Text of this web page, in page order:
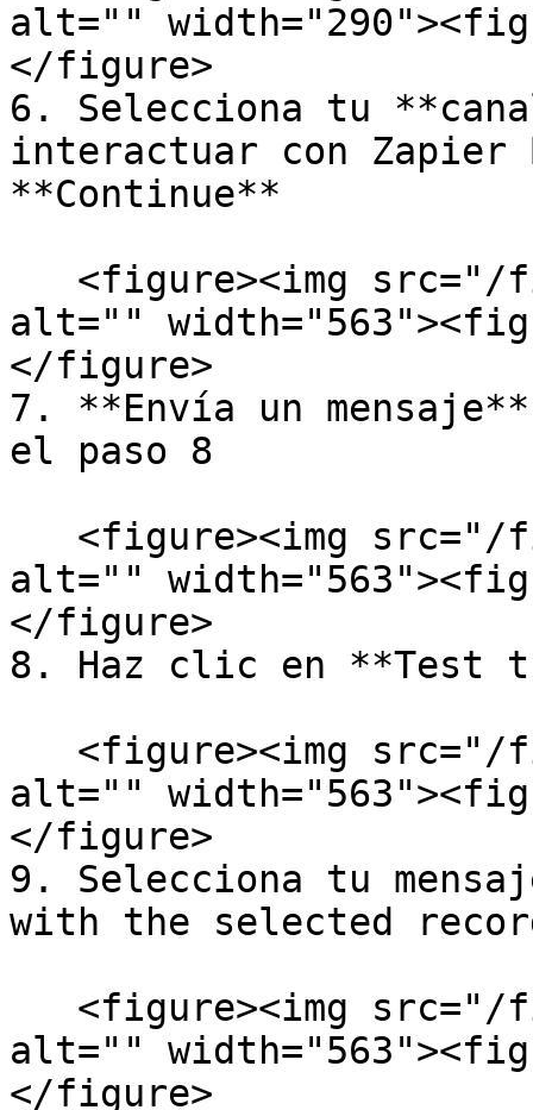
alt=""
</figure>
6. Selecciona tu
interactuar con
**Continue**
alt=""
</figure>
7. **Envía un
el paso 8
alt=""
</figure>
8. Haz clic en **Test
alt=""
</figure>
9. Selecciona tu
with the selected
alt=""
</figure>